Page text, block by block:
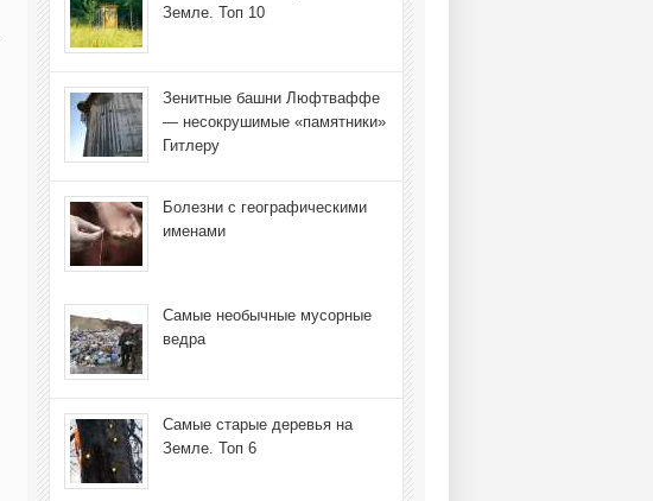
Земле. Топ 10
Зенитные башни Люфтваффе
— несокрушимые «памятники»
Гитлеру
Болезни с географическими
именами
Самые необычные мусорные
ведра
Самые старые деревья на
Земле. Топ 6